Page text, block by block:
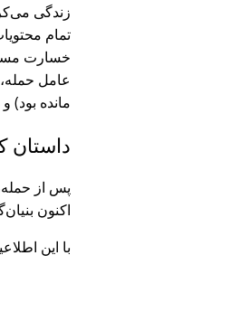
زندگی
خسارت
عامل
مانده بود)
داستان
پس از
اکنون
با این